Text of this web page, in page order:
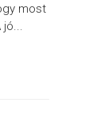
most
jó...